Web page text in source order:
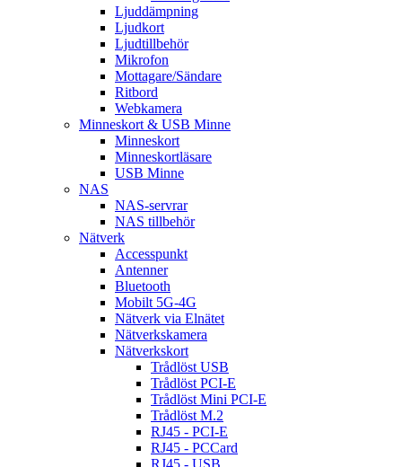
Ljuddämpning
Ljudkort
Ljudtillbehör
Mikrofon
Mottagare/Sändare
Ritbord
Webkamera
Minneskort & USB Minne
Minneskort
Minneskortläsare
USB Minne
NAS
NAS-servrar
NAS tillbehör
Nätverk
Accesspunkt
Antenner
Bluetooth
Mobilt 5G-4G
Nätverk via Elnätet
Nätverkskamera
Nätverkskort
Trådlöst USB
Trådlöst PCI-E
Trådlöst Mini PCI-E
Trådlöst M.2
RJ45 - PCI-E
RJ45 - PCCard
RJ45 - USB